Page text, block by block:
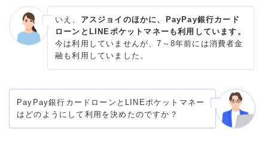
いえ、 アスジョイのほかに、PayPay銀行カード
ローンとLINEポケットマネーも利用しています。
今は利用していませんが、7～8年前には消費者金
融も利用していました。
PayPay銀行カードローンとLINEポケットマネー
はどのようにして利用を決めたのですか？